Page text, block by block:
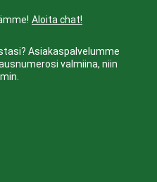
Aloita chat!
Asiakaspalvelumme
valmiina, niin